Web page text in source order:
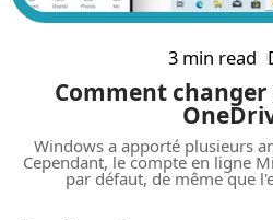
3 min read
Comment
Windows a apporté plusieurs
Cependant, le compte en ligne
par défaut, de même que